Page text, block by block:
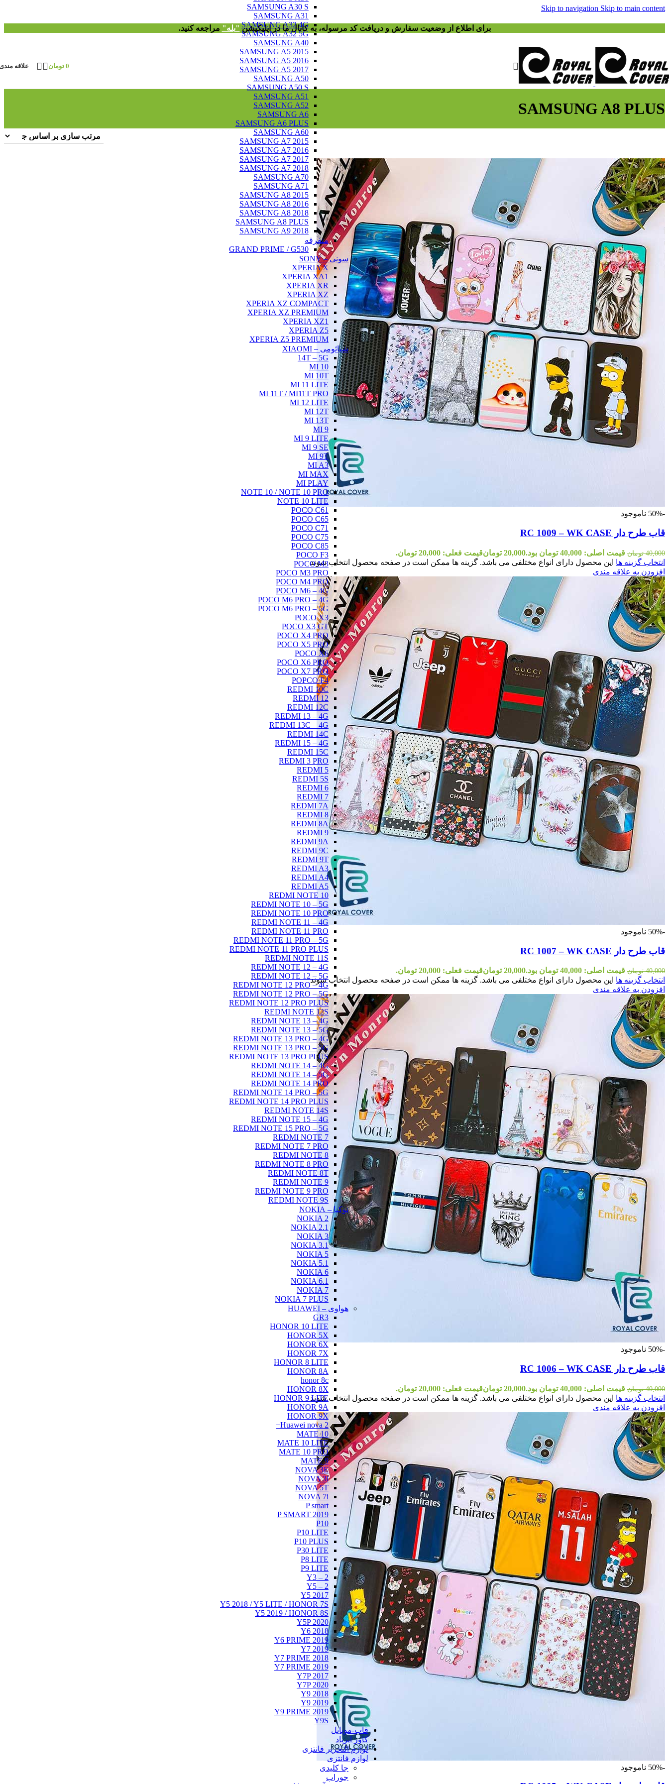
Skip to navigation Skip to main content
برای اطلاع از وضعیت سفارش و دریافتکد مرسوله، به کانال ما در اپلیکیشن "بله" مراجعه کنید.
SAMSUNG A30 S
SAMSUNG A31
SAMSUNG A32 4G
SAMSUNG A32 5G
SAMSUNG A40
SAMSUNG A5 2015
SAMSUNG A5 2016
SAMSUNG A5 2017
SAMSUNG A50
SAMSUNG A50 S
SAMSUNG A51
SAMSUNG A52
SAMSUNG A6
SAMSUNG A6 PLUS
SAMSUNG A60
SAMSUNG A7 2015
SAMSUNG A7 2016
SAMSUNG A7 2017
SAMSUNG A7 2018
SAMSUNG A70
SAMSUNG A71
SAMSUNG A8 2015
SAMSUNG A8 2016
SAMSUNG A8 2018
SAMSUNG A8 PLUS
SAMSUNG A9 2018
متفرقه
GRAND PRIME / G530
سونی – SONY
XPERIA X
XPERIA XA1
XPERIA XR
XPERIA XZ
XPERIA XZ COMPACT
XPERIA XZ PREMIUM
XPERIA XZ1
XPERIA Z5
XPERIA Z5 PREMIUM
شیائومی – XIAOMI
14T – 5G
MI 10
MI 10T
MI 11 LITE
MI 11T / MI11T PRO
MI 12 LITE
MI 12T
MI 13T
MI 9
MI 9 LITE
MI 9 SE
MI 9T
MI A3
MI MAX
MI PLAY
NOTE 10 / NOTE 10 PRO
NOTE 10 LITE
POCO C61
POCO C65
POCO C71
POCO C75
POCO C85
POCO F3
POCO M3
POCO M3 PRO
POCO M4 PRO
POCO M6 – 4G
POCO M6 PRO – 4G
POCO M6 PRO – 5G
POCO X3
POCO X3 GT
POCO X4 PRO
POCO X5 PRO
POCO X6
POCO X6 PRO
POCO X7 PRO
POPCO F4
REDMI 10C
REDMI 12
REDMI 12C
REDMI 13 – 4G
REDMI 13C – 4G
REDMI 14C
REDMI 15 – 4G
REDMI 15C
REDMI 3 PRO
REDMI 5
REDMI 5S
REDMI 6
REDMI 7
REDMI 7A
REDMI 8
REDMI 8A
REDMI 9
REDMI 9A
REDMI 9C
REDMI 9T
REDMI A3
REDMI A4
REDMI A5
REDMI NOTE 10
REDMI NOTE 10 – 5G
REDMI NOTE 10 PRO
REDMI NOTE 11 – 4G
REDMI NOTE 11 PRO
REDMI NOTE 11 PRO – 5G
REDMI NOTE 11 PRO PLUS
REDMI NOTE 11S
REDMI NOTE 12 – 4G
REDMI NOTE 12 – 5G
REDMI NOTE 12 PRO – 4G
REDMI NOTE 12 PRO – 5G
REDMI NOTE 12 PRO PLUS
REDMI NOTE 12S
REDMI NOTE 13 – 4G
REDMI NOTE 13 – 5G
REDMI NOTE 13 PRO – 4G
REDMI NOTE 13 PRO – 5G
REDMI NOTE 13 PRO PLUS
REDMI NOTE 14 – 4G
REDMI NOTE 14 – 5G
REDMI NOTE 14 PRO
REDMI NOTE 14 PRO – 5G
REDMI NOTE 14 PRO PLUS
REDMI NOTE 14S
REDMI NOTE 15 – 4G
REDMI NOTE 15 PRO – 5G
REDMI NOTE 7
REDMI NOTE 7 PRO
REDMI NOTE 8
REDMI NOTE 8 PRO
REDMI NOTE 8T
REDMI NOTE 9
REDMI NOTE 9 PRO
REDMI NOTE 9S
نوکیا – NOKIA
NOKIA 2
NOKIA 2.1
NOKIA 3
NOKIA 3.1
NOKIA 5
NOKIA 5.1
NOKIA 6
NOKIA 6.1
NOKIA 7
NOKIA 7 PLUS
هواوی – HUAWEI
GR3
HONOR 10 LITE
HONOR 5X
HONOR 6X
HONOR 7X
HONOR 8 LITE
HONOR 8A
honor 8c
HONOR 8X
HONOR 9 LITE
HONOR 9A
HONOR 9X
Huawei nova 2+
MATE 10
MATE 10 LITE
MATE 10 PRO
MATE 9
NOVA 3E
NOVA 3i
NOVA 5T
NOVA 7i
P smart
P SMART 2019
P10
P10 LITE
P10 PLUS
P30 LITE
P8 LITE
P9 LITE
Y3 – 2
Y5 – 2
Y5 2017
Y5 2018 / Y5 LITE / HONOR 7S
Y5 2019 / HONOR 8S
Y5P 2020
Y6 2018
Y6 PRIME 2019
Y7 2019
Y7 PRIME 2018
Y7 PRIME 2019
Y7P 2017
Y7P 2020
Y9 2018
Y9 2019
Y9 PRIME 2019
Y9S
قاب-موبایل
کاور ایرپاد
لوازم التحریر فانتزی
لوازم فانتزی
جا کلیدی
جوراب
0 تومان علاقه
SAMSUNG A8 PLUS
-50% ناموجود
قاب طرح دار RC 1009 – WK CASE
40,000 تومان قیمت اصلی: 40,000 تومان بود. 20,000 تومانقیمت فعلی: 20,000 تومان.
انتخاب گزینه ها این محصول دارای انواع مختلفی می باشد. گزینه ها ممکن است در صفحه محصول انتخاب شوند
افزودن به علاقه مندی
-50% ناموجود
قاب طرح دار RC 1007 – WK CASE
40,000 تومان قیمت اصلی: 40,000 تومان بود. 20,000 تومانقیمت فعلی: 20,000 تومان.
انتخاب گزینه ها این محصول دارای انواع مختلفی می باشد. گزینه ها ممکن است در صفحه محصول انتخاب شوند
افزودن به علاقه مندی
-50% ناموجود
قاب طرح دار RC 1006 – WK CASE
40,000 تومان قیمت اصلی: 40,000 تومان بود. 20,000 تومانقیمت فعلی: 20,000 تومان.
انتخاب گزینه ها این محصول دارای انواع مختلفی می باشد. گزینه ها ممکن است در صفحه محصول انتخاب شوند
افزودن به علاقه مندی
-50% ناموجود